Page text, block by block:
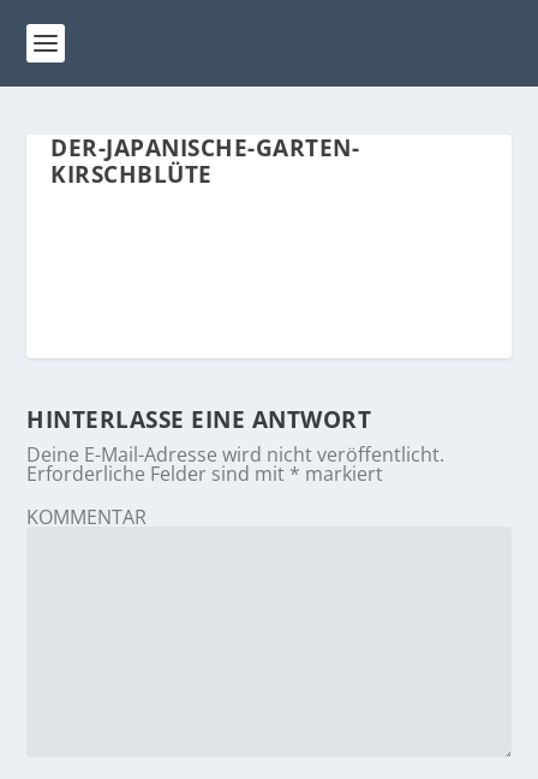
DER-JAPANISCHE-GARTEN-
KIRSCHBLÜTE
HINTERLASSE EINE ANTWORT
Deine E-Mail-Adresse wird nicht veröffentlicht.
Erforderliche Felder sind mit * markiert
KOMMENTAR